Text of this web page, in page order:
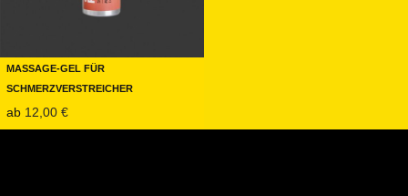
Massage-Gel für
Schmerzverstreicher
ab 12,00 €